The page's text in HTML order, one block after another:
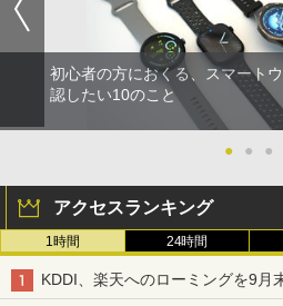
初心者の方におくる、スマート
認したい10のこと
● ● ●
アクセスランキング
1時間 24時間
KDDI、楽天へのローミングを9月